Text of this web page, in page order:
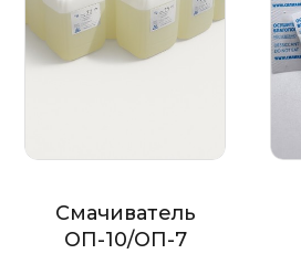
Смачиватель
ОП-10/ОП-7